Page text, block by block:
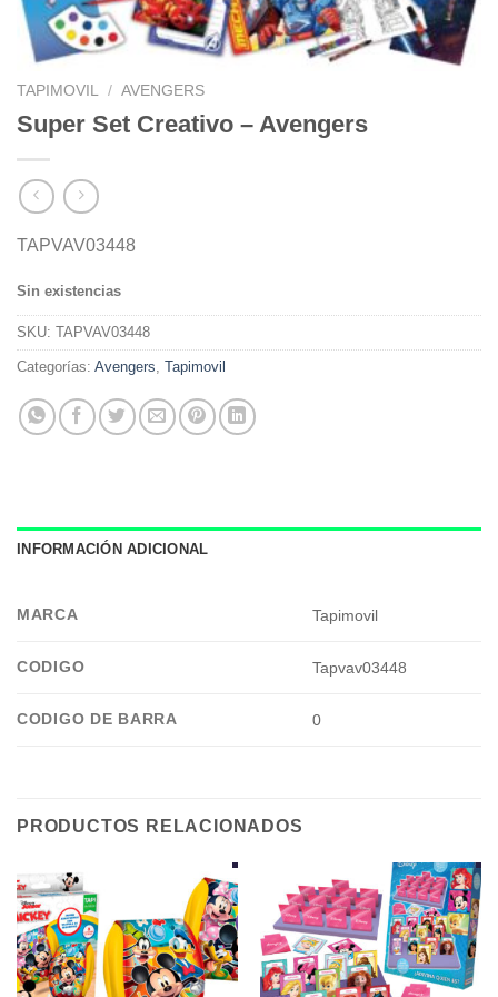
TAPIMOVIL / AVENGERS
Super Set Creativo – Avengers
TAPVAV03448
Sin existencias
SKU: TAPVAV03448
Categorías: Avengers, Tapimovil
INFORMACIÓN ADICIONAL
MARCA Tapimovil
CODIGO Tapvav03448
CODIGO DE BARRA 0
PRODUCTOS RELACIONADOS